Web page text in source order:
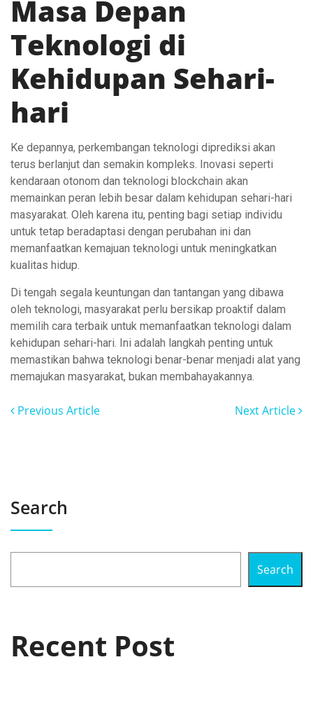
Masa Depan
Teknologi di
Kehidupan Sehari-
hari
Ke depannya, perkembangan teknologi diprediksi akan
terus berlanjut dan semakin kompleks. Inovasi seperti
kendaraan otonom dan teknologi blockchain akan
memainkan peran lebih besar dalam kehidupan sehari-hari
masyarakat. Oleh karena itu, penting bagi setiap individu
untuk tetap beradaptasi dengan perubahan ini dan
memanfaatkan kemajuan teknologi untuk meningkatkan
kualitas hidup.
Di tengah segala keuntungan dan tantangan yang dibawa
oleh teknologi, masyarakat perlu bersikap proaktif dalam
memilih cara terbaik untuk memanfaatkan teknologi dalam
kehidupan sehari-hari. Ini adalah langkah penting untuk
memastikan bahwa teknologi benar-benar menjadi alat yang
memajukan masyarakat, bukan membahayakannya.
Previous Article Next Article
Search
Search
Recent Post